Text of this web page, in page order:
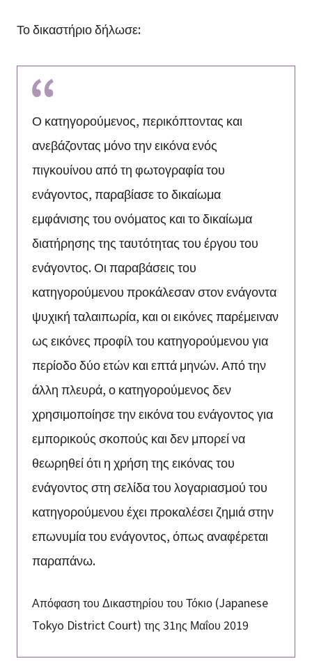
Το δικαστήριο δήλωσε:
Ο κατηγορούμενος, περικόπτοντας και
ανεβάζοντας μόνο την εικόνα ενός
πιγκουίνου από τη φωτογραφία του
ενάγοντος, παραβίασε το δικαίωμα
εμφάνισης του ονόματος και το δικαίωμα
διατήρησης της ταυτότητας του έργου του
ενάγοντος. Οι παραβάσεις του
κατηγορούμενου προκάλεσαν στον ενάγοντα
ψυχική ταλαιπωρία, και οι εικόνες παρέμειναν
ως εικόνες προφίλ του κατηγορούμενου για
περίοδο δύο ετών και επτά μηνών. Από την
άλλη πλευρά, ο κατηγορούμενος δεν
χρησιμοποίησε την εικόνα του ενάγοντος για
εμπορικούς σκοπούς και δεν μπορεί να
θεωρηθεί ότι η χρήση της εικόνας του
ενάγοντος στη σελίδα του λογαριασμού του
κατηγορούμενου έχει προκαλέσει ζημιά στην
επωνυμία του ενάγοντος, όπως αναφέρεται
παραπάνω.
Απόφαση του Δικαστηρίου του Τόκιο (Japanese
Tokyo District Court) της 31ης Μαΐου 2019